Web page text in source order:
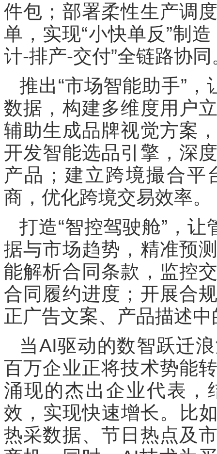
件包；部署柔性生产调
单，实现“小快单反”制
计-排产-交付”全链路协同
推出“市场智能助手”，
数据，构建多维度用户
辅助生成品牌视觉方案
开发智能选品引擎，深
产品；建立跨境撮合平
商，优化跨境交易效率。
打造“智控驾驶舱”，让
据与市场趋势，精准预
能解析合同条款，监控
合同履约进度；开展合
正广告文案、产品描述
当AI驱动的数智跃迁
百万企业正将技术势能
涌现的杰出企业代表，
效，实现快速增长。比
热采数据、节日热点及